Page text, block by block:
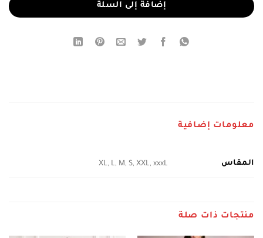
إضافة إلى السلة
معلومات إضافية
المقاس XL, L, M, S, XXL, xxxL
منتجات ذات صلة